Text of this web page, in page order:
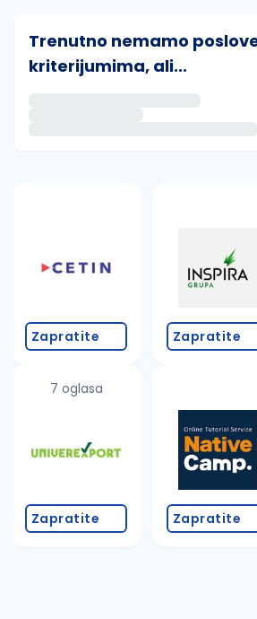
Trenutno nemamo
kriterijumima, ali...
proverite pravopisne
promenite odabrane filtere
Zapratite
7 oglasa
Zapratite
Zapratite
Zapratite